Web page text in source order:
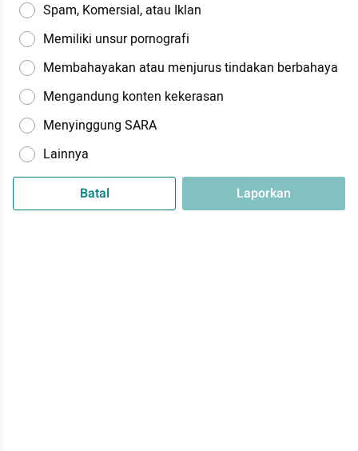
Spam, Komersial, atau Iklan
Memiliki unsur pornografi
Membahayakan atau menjurus tindakan berbahaya
Mengandung konten kekerasan
Menyinggung SARA
Lainnya
Batal Laporkan